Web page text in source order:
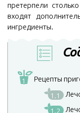
претерпели
входят
ингредиенты.
1
Рецепты
1.1
1.2